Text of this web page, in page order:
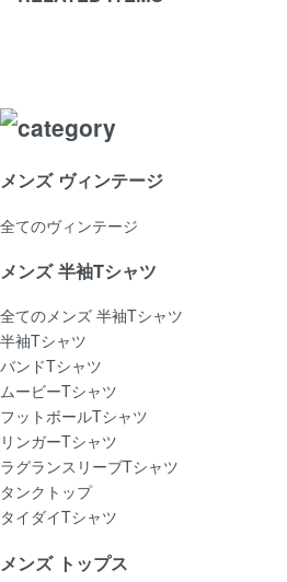
メンズ ヴィンテージ
全てのヴィンテージ
メンズ 半袖Tシャツ
全てのメンズ 半袖Tシャツ
半袖Tシャツ
バンドTシャツ
ムービーTシャツ
フットボールTシャツ
リンガーTシャツ
ラグランスリーブTシャツ
タンクトップ
タイダイTシャツ
メンズ トップス